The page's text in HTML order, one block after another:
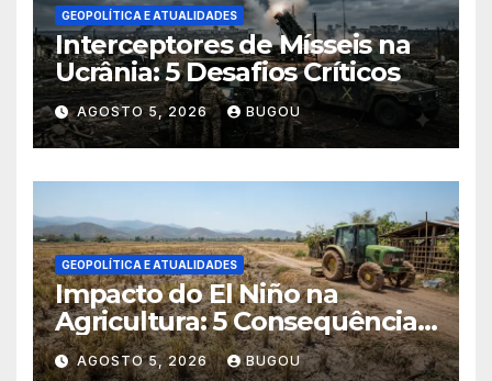
GEOPOLÍTICA E ATUALIDADES
Interceptores de Mísseis na
Ucrânia: 5 Desafios Críticos
AGOSTO 5, 2026 BUGOU
GEOPOLÍTICA E ATUALIDADES
Impacto do El Niño na
Agricultura: 5 Consequências
Críticas
AGOSTO 5, 2026 BUGOU